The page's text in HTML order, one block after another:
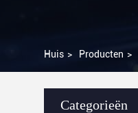
Huis > Producten >
Categorieën